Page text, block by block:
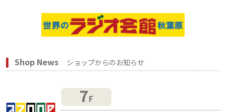
Shop News ショップからのお知らせ
7F